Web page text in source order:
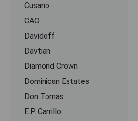
Cusano
CАО
Davidoff
Davtian
Diamond Crown
Dominican Estates
Don Tomas
E.P. Carrillo